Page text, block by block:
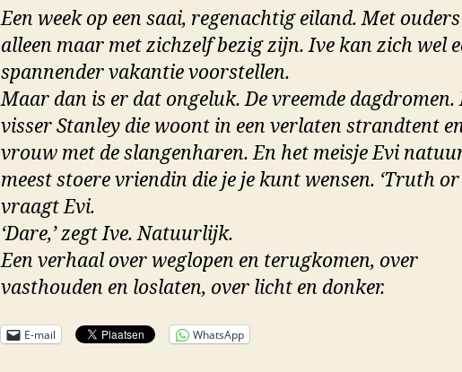
Een week op een saai, regenachtig eiland. Met
alleen maar met zichzelf bezig zijn. Ive kan zich wel
spannender vakantie voorstellen.
Maar dan is er dat ongeluk. De vreemde dagdromen.
visser Stanley die woont in een verlaten strandtent
vrouw met de slangenharen. En het meisje Evi
meest stoere vriendin die je je kunt wensen. ‘Truth or
vraagt Evi.
‘Dare,’ zegt Ive. Natuurlijk.
Een verhaal over weglopen en terugkomen, over
vasthouden en loslaten, over licht en donker.
E-mail WhatsApp